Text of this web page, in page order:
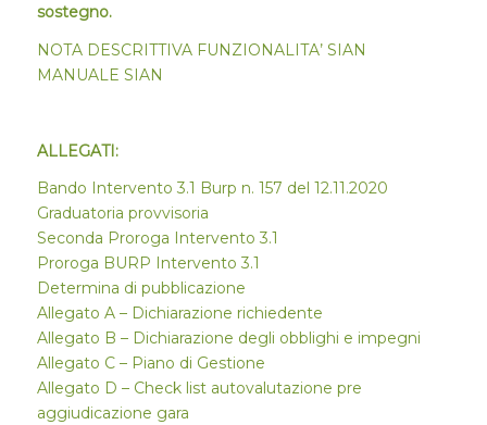
sostegno.
NOTA DESCRITTIVA FUNZIONALITA’ SIAN
MANUALE SIAN
ALLEGATI:
Bando Intervento 3.1 Burp n. 157 del 12.11.2020
Graduatoria provvisoria
Seconda Proroga Intervento 3.1
Proroga BURP Intervento 3.1
Determina di pubblicazione
Allegato A – Dichiarazione richiedente
Allegato B – Dichiarazione degli obblighi e impegni
Allegato C – Piano di Gestione
Allegato D – Check list autovalutazione pre
aggiudicazione gara